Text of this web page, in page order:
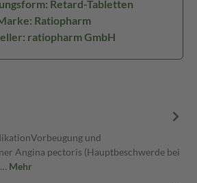
Retard-Tabletten
Ratiopharm
ratiopharm GmbH
und
Angina pectoris (Hauptbeschwerde bei
Mehr